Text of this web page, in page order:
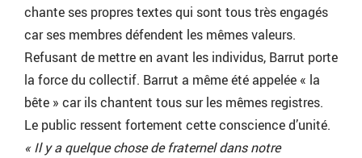
chante ses propres textes qui sont tous très engagés
car ses membres défendent les mêmes valeurs.
Refusant de mettre en avant les individus, Barrut porte
la force du collectif. Barrut a même été appelée « la
bête » car ils chantent tous sur les mêmes registres.
Le public ressent fortement cette conscience d’unité.
« Il y a quelque chose de fraternel dans notre